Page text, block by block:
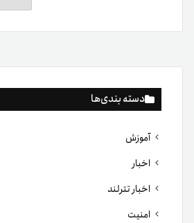
دسته بندی‌ها
آموزش
اخبار
اخبار تترلند
امنیت